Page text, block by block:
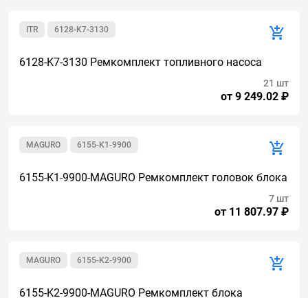
6128-K7-3130
ITR
6128-K7-3130 Ремкомплект топливного насоса
от 9 249.02 ₽
21 шт
6155-K1-9900
MAGURO
6155-K1-9900-MAGURO Ремкомплект головок блока
от 11 807.97 ₽
7 шт
6155-K2-9900
MAGURO
6155-K2-9900-MAGURO Ремкомплект блока